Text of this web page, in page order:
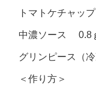
トマトケチャッ
中濃ソース 0.8
グリンピース（
＜作り方＞